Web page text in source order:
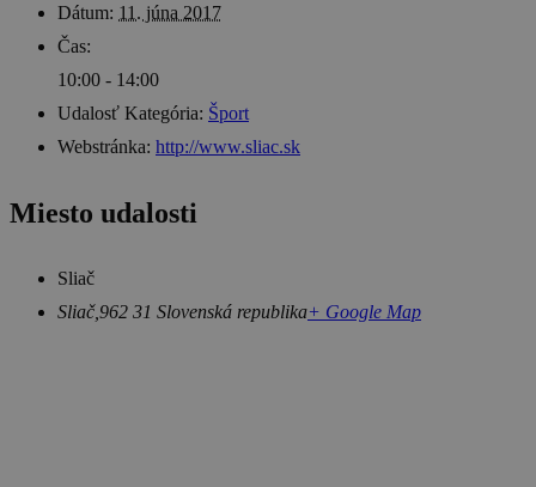
Dátum: 11. júna 2017
Čas:
10:00 - 14:00
Udalosť Kategória: Šport
Webstránka: http://www.sliac.sk
Miesto udalosti
Sliač
Sliač,962 31 Slovenská republika+ Google Map